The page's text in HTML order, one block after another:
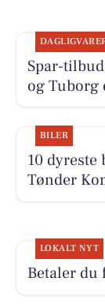
Spar-
og Tuborg
BILER
10
Tønder
LOKALT NYT
Betaler du